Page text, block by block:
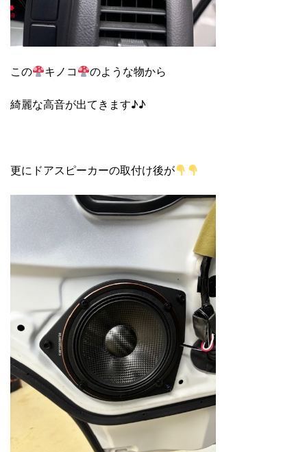
この キノコ のような物から
綺麗な高音が出てきます♪♪
更にドアスピーカーの取付け後が